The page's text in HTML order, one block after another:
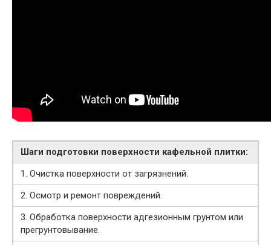
Шаги подготовки поверхности кафельной плитки:
1. Очистка поверхности от загрязнений.
2. Осмотр и ремонт повреждений.
3. Обработка поверхности адгезионным грунтом или
прегрунтовывание.